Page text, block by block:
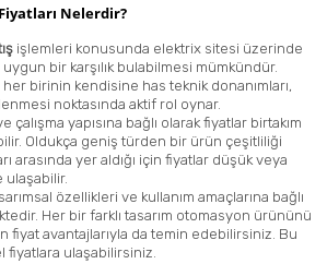
Nelerdir?
işlemleri konusunda elektrix sitesi üzerinde
bir karşılık bulabilmesi mümkündür.
birinin kendisine has teknik donanımları,
noktasında aktif rol oynar.
yapısına bağlı olarak fiyatlar birtakım
Oldukça geniş türden bir ürün çeşitliliği
arasında yer aldığı için fiyatlar düşük veya
ulaşabilir.
özellikleri ve kullanım amaçlarına bağlı
Her bir farklı tasarım otomasyon ürününü
fiyat avantajlarıyla da temin edebilirsiniz. Bu
ulaşabilirsiniz.